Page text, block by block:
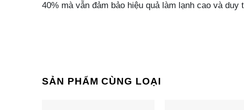
40% mà vẫn đảm bảo hiệu quả làm lạnh cao và duy
Được trang bị dàn lạnh bằng đồng, Tủ đông
SẢN PHẨM CÙNG LOẠI